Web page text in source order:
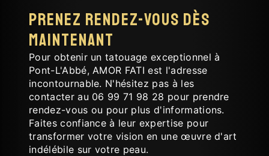
Prenez Rendez-vous dès
Maintenant
Pour obtenir un tatouage exceptionnel à
Pont-L'Abbé, AMOR FATI est l'adresse
incontournable. N'hésitez pas à les
contacter au 06 99 71 98 28 pour prendre
rendez-vous ou pour plus d'informations.
Faites confiance à leur expertise pour
transformer votre vision en une œuvre d'art
indélébile sur votre peau.